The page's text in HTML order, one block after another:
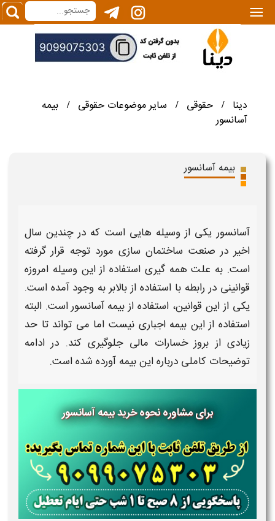
|||
دینا / حقوقی / سایر موضوعات حقوقی /
بیمه
آسانسور
بیمه آسانسور
آسانسور یکی از وسیله ‌هایی است که در چندین سال
اخیر در صنعت ساختمان ‌سازی مورد توجه قرار گرفته
است. به ‌علت همه ‌گیری استفاده از این وسیله امروزه
قوانینی در رابطه با استفاده ازبالابربه ‌وجود آمده است.
یکی از این قوانین، استفاده ازبیمه آسانسوراست. البته
استفاده از این بیمه اجباری نیست اما می ‌تواند تا حد
زیادی از بروز خسارات مالی جلوگیری کند. در ادامه
توضیحات کاملی درباره این بیمه آورده شده‌ است.
برای مشاوره نحوه خرید بیمه آسانسور